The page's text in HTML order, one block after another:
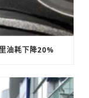
油耗下降20%